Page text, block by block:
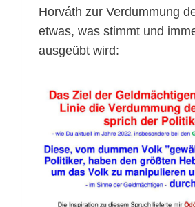
Horváth zur Verdummung
etwas, was stimmt und
ausgeübt wird: